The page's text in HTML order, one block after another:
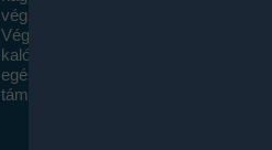
végzel.
Végül, de nem utolsó sorban, a
kalóriaszámolás módszerét a legtöbb
egészségügyi szakorvos ajánlja és
támogatja.